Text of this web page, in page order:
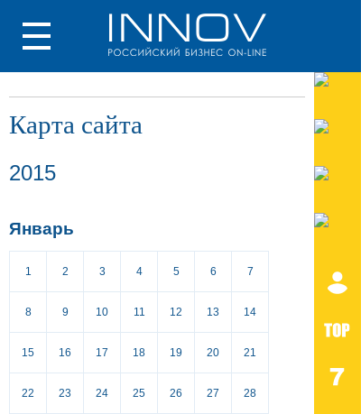
Карта сайта
2015
Январь
1 2 3 4 5 6 7
8 9 10 11 12 13 14
15 16 17 18 19 20 21
22 23 24 25 26 27 28